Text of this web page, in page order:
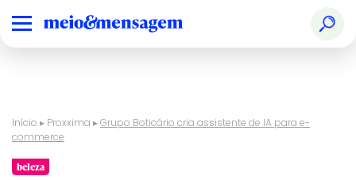
Início ▸ Proxxima ▸Grupo Boticário cria assistente de IA para e-
commerce
beleza